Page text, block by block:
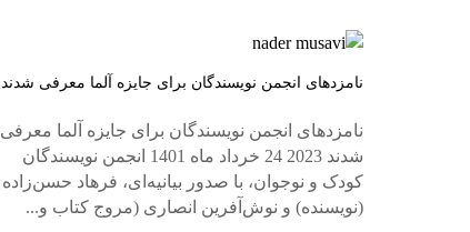
نامزدهای انجمن نویسندگان برای جایزه آلما معرفی شدند 2023
نامزدهای انجمن نویسندگان برای جایزه آلما معرفی
شدند 2023 24 خرداد ماه 1401 انجمن نویسندگان
کودک و نوجوان، با صدور بیانیه‌ای، فرهاد حسن‌زاده
(نویسنده) و نوش‌آفرین انصاری (مروج کتاب و...